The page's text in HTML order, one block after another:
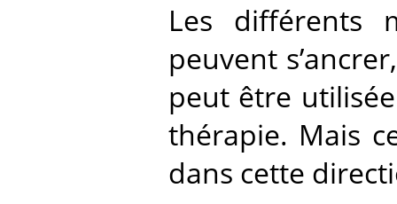
Les différents
peuvent
peut être
thérapie. Mais
dans cette